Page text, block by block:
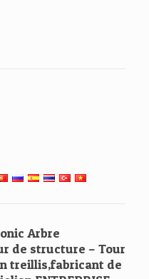
Arbre
de structure – Tour
treillis,fabricant de